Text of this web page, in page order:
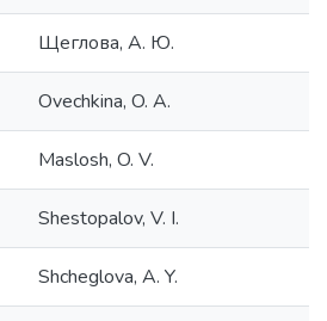
Щеглова, А. Ю.
Ovechkina, O. А.
Maslosh, O. V.
Shestopalov, V. I.
Shcheglova, A. Y.